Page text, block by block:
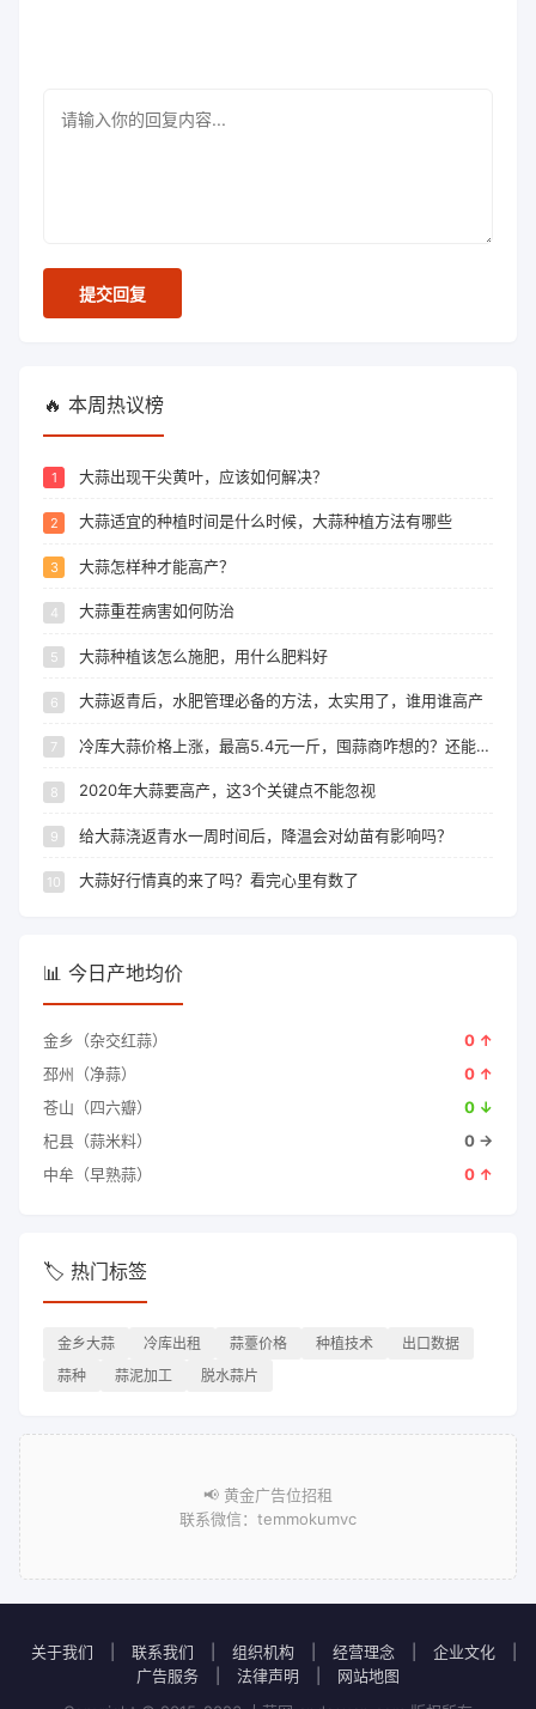
提交回复
🔥 本周热议榜
大蒜出现干尖黄叶，应该如何解决？
大蒜适宜的种植时间是什么时候，大蒜种植方法有哪些
大蒜怎样种才能高产？
大蒜重茬病害如何防治
大蒜种植该怎么施肥，用什么肥料好
大蒜返青后，水肥管理必备的方法，太实用了，谁用谁高产
冷库大蒜价格上涨，最高5.4元一斤，囤蒜商咋想的？还能涨吗？
2020年大蒜要高产，这3个关键点不能忽视
给大蒜浇返青水一周时间后，降温会对幼苗有影响吗？
大蒜好行情真的来了吗？看完心里有数了
📊 今日产地均价
金乡（杂交红蒜）
0 ↑
邳州（净蒜）
0 ↑
苍山（四六瓣）
0 ↓
杞县（蒜米料）
0 →
中牟（早熟蒜）
0 ↑
🏷️ 热门标签
金乡大蒜 冷库出租 蒜薹价格 种植技术
出口数据
蒜种
蒜泥加工 脱水蒜片
📢 黄金广告位招租
联系微信：temmokumvc
关于我们 联系我们 组织机构 经营理念 企业文化
广告服务
法律声明
网站地图